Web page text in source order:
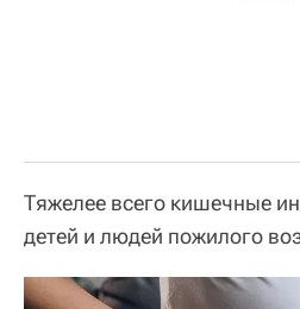
Тяжелее всего кишечные
детей и людей пожилого